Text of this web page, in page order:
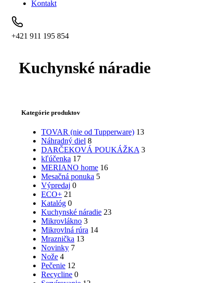
Kontakt
+421 911 195 854
Kuchynské náradie
Kategórie produktov
TOVAR (nie od Tupperware) 13
Náhradný diel 8
DARČEKOVÁ POUKÁŽKA 3
kľúčenka 17
MERIANO home 16
Mesačná ponuka 5
Výpredaj 0
ECO+ 21
Katalóg 0
Kuchynské náradie 23
Mikrovlákno 3
Mikrovlná rúra 14
Mraznička 13
Novinky 7
Nože 4
Pečenie 12
Recycline 0